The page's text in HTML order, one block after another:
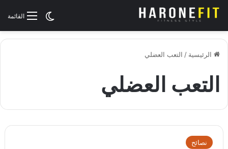
القائمةالوضع
الرئيسية / التعب العضلي
التعب العضلي
نصائح